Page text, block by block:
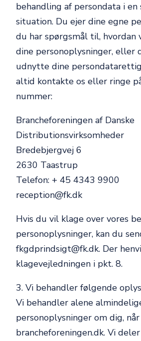
behandling af persondata i en
situation. Du ejer dine egne
du har spørgsmål til, hvordan
dine personoplysninger, eller
udnytte dine
altid kontakte os eller ringe
nummer:
Brancheforeningen af Danske
Distributionsvirksomheder
Bredebjergvej 6
2630 Taastrup
Telefon: + 45 4343 9900
reception@fk.dk
Hvis du vil klage over vores
personoplysninger, kan du
fkgdprindsigt@fk.dk. Der
klagevejledningen i pkt. 8.
3. Vi behandler følgende
Vi behandler alene
personoplysninger om dig,
brancheforeningen.dk. Vi